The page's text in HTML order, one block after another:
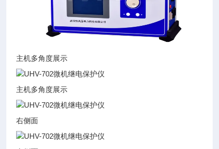
主机多角度展示
主机多角度展示
右侧面